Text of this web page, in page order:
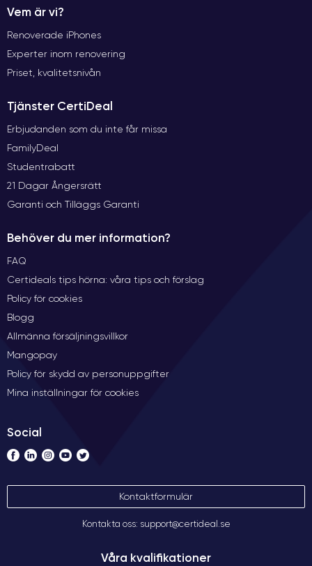
Vem är vi?
Renoverade iPhones
Experter inom renovering
Priset, kvalitetsnivån
Tjänster CertiDeal
Erbjudanden som du inte får missa
FamilyDeal
Studentrabatt
21 Dagar Ångersrätt
Garanti och Tilläggs Garanti
Behöver du mer information?
FAQ
Certideals tips hörna: våra tips och förslag
Policy för cookies
Blogg
Allmänna försäljningsvillkor
Mangopay
Policy för skydd av personuppgifter
Mina inställningar för cookies
Social
Kontaktformulär
Kontakta oss: support@certideal.se
Våra kvalifikationer